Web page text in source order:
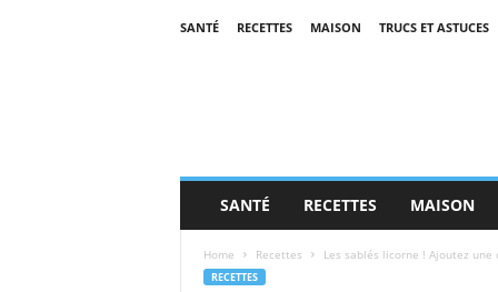
SANTÉ RECETTES MAISON TRUCS ET ASTUCES
SANTÉ RECETTES MAISON
Home Recettes Les sablés licorne ! Ajoutez
RECETTES